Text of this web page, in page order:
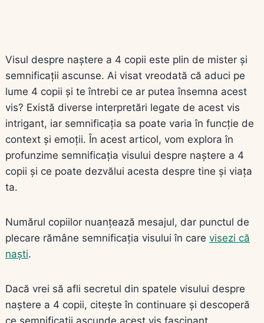
Visul despre naștere a 4 copii este plin de mister și
semnificații ascunse. Ai visat vreodată că aduci pe
lume 4 copii și te întrebi ce ar putea însemna acest
vis? Există diverse interpretări legate de acest vis
intrigant, iar semnificația sa poate varia în funcție de
context și emoții. În acest articol, vom explora în
profunzime semnificația visului despre naștere a 4
copii și ce poate dezvălui acesta despre tine și viața
ta.
Numărul copiilor nuanțează mesajul, dar punctul de
plecare rămâne semnificația visului în care visezi că
naști.
Dacă vrei să afli secretul din spatele visului despre
naștere a 4 copii, citește în continuare și descoperă
ce semnificații ascunde acest vis fascinant.